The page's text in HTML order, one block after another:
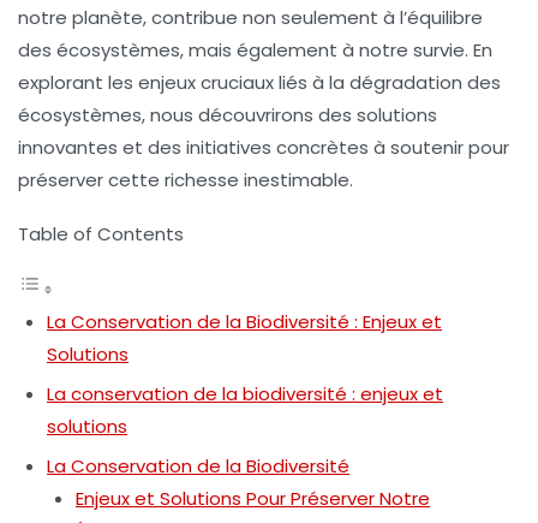
notre planète, contribue non seulement à l’équilibre
des écosystèmes, mais également à notre survie. En
explorant les enjeux cruciaux liés à la dégradation des
écosystèmes, nous découvrirons des solutions
innovantes et des initiatives concrètes à soutenir pour
préserver cette richesse inestimable.
Table of Contents
La Conservation de la Biodiversité : Enjeux et
Solutions
La conservation de la biodiversité : enjeux et
solutions
La Conservation de la Biodiversité
Enjeux et Solutions Pour Préserver Notre